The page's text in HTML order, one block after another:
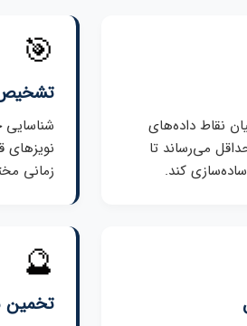
نقاط داده‌های
می‌رساند تا
ساده‌سازی کند.
🎯
تشخیص
نویزهای
زمانی
🔮